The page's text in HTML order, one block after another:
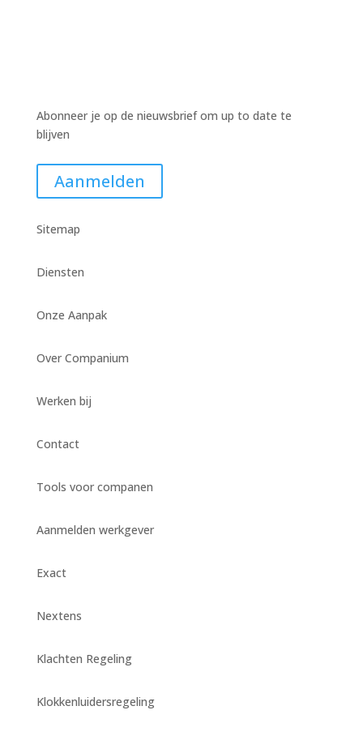
Abonneer je op de nieuwsbrief om up to date te
blijven
Aanmelden
Sitemap
Diensten
Onze Aanpak
Over Companium
Werken bij
Contact
Tools voor companen
Aanmelden werkgever
Exact
Nextens
Klachten Regeling
Klokkenluidersregeling